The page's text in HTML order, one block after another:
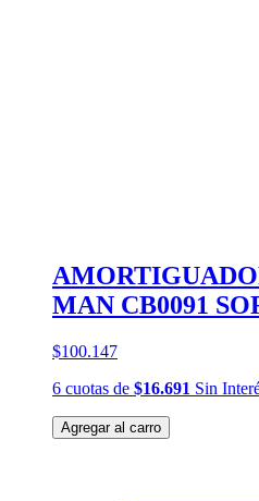
MAN CB0091
$100.147
6 cuotas de $16.691 Sin
Agregar al carro